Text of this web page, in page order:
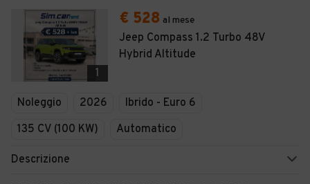
1
€ 528 al mese
Jeep Compass 1.2 Turbo 48V
Hybrid Altitude
Noleggio 2026
Ibrido - Euro 6
135 CV (100 KW)
Automatico
Descrizione